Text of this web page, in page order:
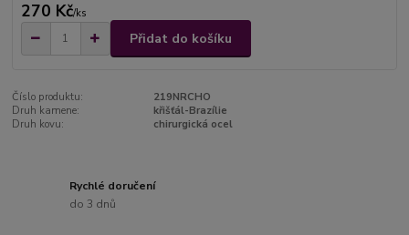
270 Kč/ks
Přidat do košíku
Číslo produktu:
219NRCHO
Druh kamene:
křišťál-Brazílie
Druh kovu:
chirurgická ocel
Rychlé doručení
do 3 dnů